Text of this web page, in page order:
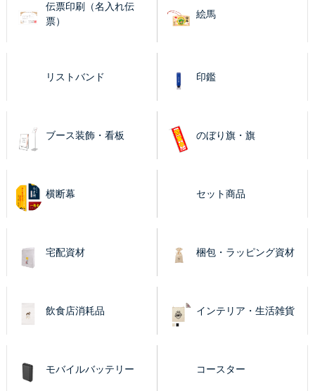
伝票印刷（名入れ伝
票）
絵馬
リストバンド 印鑑
ブース装飾・看板 のぼり旗・旗
横断幕 セット商品
宅配資材 梱包・ラッピング資材
飲食店消耗品 インテリア・生活雑貨
モバイルバッテリー コースター